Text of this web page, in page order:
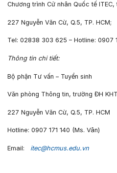
Chương trình Cử nhân Quốc tế
227 Nguyễn Văn Cừ, Q.5, TP. HCM;
Tel: 02838 303 625 – Hotline: 0907
Thông tin chi tiết:
Bộ phận Tư vấn – Tuyển sinh
Văn phòng Thông tin, trường ĐH
227 Nguyễn Văn Cừ, Q.5, TP. HCM
Hotline: 0907 171 140 (Ms. Vân)
Email: itec@hcmus.edu.vn